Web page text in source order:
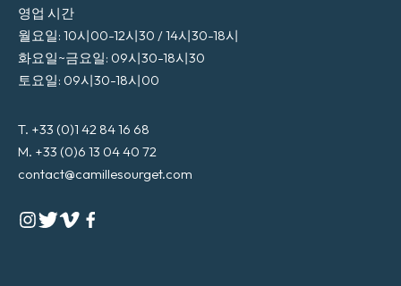
영업 시간
월요일: 10시00-12시30 / 14시30-18시
화요일~금요일: 09시30-18시30
토요일: 09시30-18시00
T. +33 (0)1 42 84 16 68
M. +33 (0)6 13 04 40 72
contact@camillesourget.com